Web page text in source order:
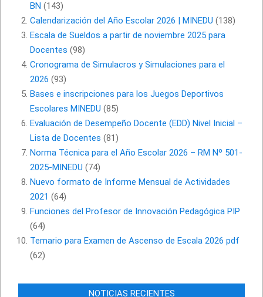
BN (143)
Calendarización del Año Escolar 2026 | MINEDU (138)
Escala de Sueldos a partir de noviembre 2025 para
Docentes (98)
Cronograma de Simulacros y Simulaciones para el
2026 (93)
Bases e inscripciones para los Juegos Deportivos
Escolares MINEDU (85)
Evaluación de Desempeño Docente (EDD) Nivel Inicial –
Lista de Docentes (81)
Norma Técnica para el Año Escolar 2026 – RM Nº 501-
2025-MINEDU (74)
Nuevo formato de Informe Mensual de Actividades
2021 (64)
Funciones del Profesor de Innovación Pedagógica PIP
(64)
Temario para Examen de Ascenso de Escala 2026 pdf
(62)
NOTICIAS RECIENTES